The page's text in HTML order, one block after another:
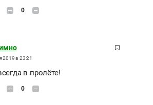
0
2019 в 23:21
в пролёте!
0